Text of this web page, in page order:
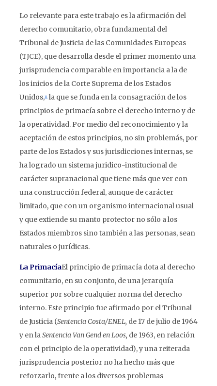
Lo relevante para este trabajo es la afirmación del
derecho comunitario, obra fundamental del
Tribunal de Justicia de las Comunidades Europeas
(TJCE), que desarrolla desde el primer momento una
jurisprudencia comparable en importancia a la de
los inicios de la Corte Suprema de los Estados
Unidos,11 la que se funda en la consagración de los
principios de primacía sobre el derecho interno y de
la operatividad. Por medio del reconocimiento y la
aceptación de estos principios, no sin problemás, por
parte de los Estados y sus jurisdicciones internas, se
ha logrado un sistema juridico-institucional de
carácter supranacional que tiene más que ver con
una construcción federal, aunque de carácter
limitado, que con un organismo internacional usual
y que extiende su manto protector no sólo a los
Estados miembros sino también a las personas, sean
naturales o jurídicas.
La PrimacíaEl principio de primacía dota al derecho
comunitario, en su conjunto, de una jerarquía
superior por sobre cualquier norma del derecho
interno. Este principio fue afirmado por el Tribunal
de Justicia (Sentencia Costa/ENEL, de 17 de julio de 1964
y en laSentencia Van Gend en Loos, de 1963, en relación
con el principio de la operatividad), y una reiterada
jurisprudencia posterior no ha hecho más que
reforzarlo, frente a los diversos problemas